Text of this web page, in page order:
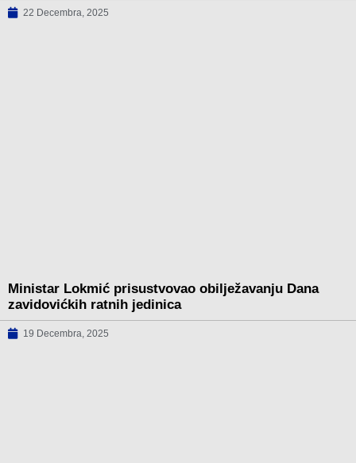
22 Decembra, 2025
Ministar Lokmić prisustvovao obilježavanju Dana
zavidovićkih ratnih jedinica
19 Decembra, 2025